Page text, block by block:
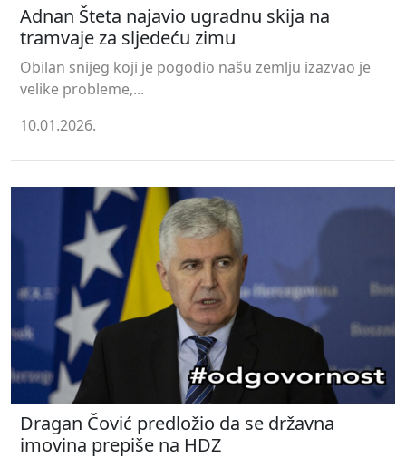
Adnan Šteta najavio ugradnu skija na
tramvaje za sljedeću zimu
Obilan snijeg koji je pogodio našu zemlju izazvao je
velike probleme,...
10.01.2026.
Dragan Čović predložio da se državna
imovina prepiše na HDZ